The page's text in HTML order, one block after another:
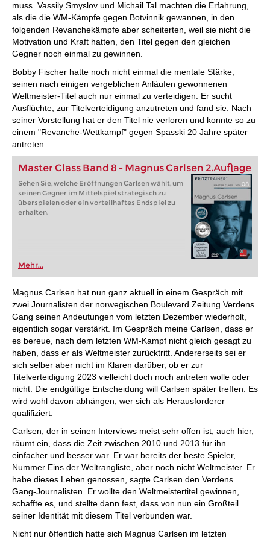
muss. Vassily Smyslov und Michail Tal machten die Erfahrung,
als die die WM-Kämpfe gegen Botvinnik gewannen, in den
folgenden Revanchekämpfe aber scheiterten, weil sie nicht die
Motivation und Kraft hatten, den Titel gegen den gleichen
Gegner noch einmal zu gewinnen.
Bobby Fischer hatte noch nicht einmal die mentale Stärke,
seinen nach einigen vergeblichen Anläufen gewonnenen
Weltmeister-Titel auch nur einmal zu verteidigen. Er sucht
Ausflüchte, zur Titelverteidigung anzutreten und fand sie. Nach
seiner Vorstellung hat er den Titel nie verloren und konnte so zu
einem "Revanche-Wettkampf" gegen Spasski 20 Jahre später
antreten.
Master Class Band 8 - Magnus Carlsen 2.Auflage
Sehen Sie, welche Eröffnungen Carlsen wählt, um
seinen Gegner im Mittelspiel strategisch zu
überspielen oder ein vorteilhaftes Endspiel zu
erhalten.
Mehr...
Magnus Carlsen hat nun ganz aktuell in einem Gespräch mit
zwei Journalisten der norwegischen Boulevard Zeitung Verdens
Gang seinen Andeutungen vom letzten Dezember wiederholt,
eigentlich sogar verstärkt. Im Gespräch meine Carlsen, dass er
es bereue, nach dem letzten WM-Kampf nicht gleich gesagt zu
haben, dass er als Weltmeister zurücktritt. Andererseits sei er
sich selber aber nicht im Klaren darüber, ob er zur
Titelverteidigung 2023 vielleicht doch noch antreten wolle oder
nicht. Die endgültige Entscheidung will Carlsen später treffen. Es
wird wohl davon abhängen, wer sich als Herausforderer
qualifiziert.
Carlsen, der in seinen Interviews meist sehr offen ist, auch hier,
räumt ein, dass die Zeit zwischen 2010 und 2013 für ihn
einfacher und besser war. Er war bereits der beste Spieler,
Nummer Eins der Weltrangliste, aber noch nicht Weltmeister. Er
habe dieses Leben genossen, sagte Carlsen den Verdens
Gang-Journalisten. Er wollte den Weltmeistertitel gewinnen,
schaffte es, und stellte dann fest, dass von nun ein Großteil
seiner Identität mit diesem Titel verbunden war.
Nicht nur öffentlich hatte sich Magnus Carlsen im letzten